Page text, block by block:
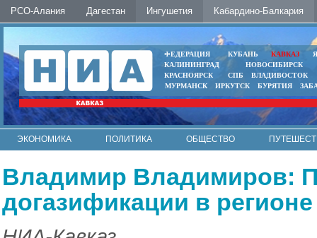
РСО-Алания Дагестан Ингушетия Кабардино-Балкария
ФЕДЕРАЦИЯ КУБАНЬ КАВКАЗ
КАЛИНИНГРАД
НОВОСИБИРСК
КРАСНОЯРСК
СПБ
ВЛАДИВОСТОК
МУРМАНСК
ИРКУТСК БУРЯТИЯ
ЭКОНОМИКА ПОЛИТИКА ОБЩЕСТВО
Владимир Владимиров:
догазификации в